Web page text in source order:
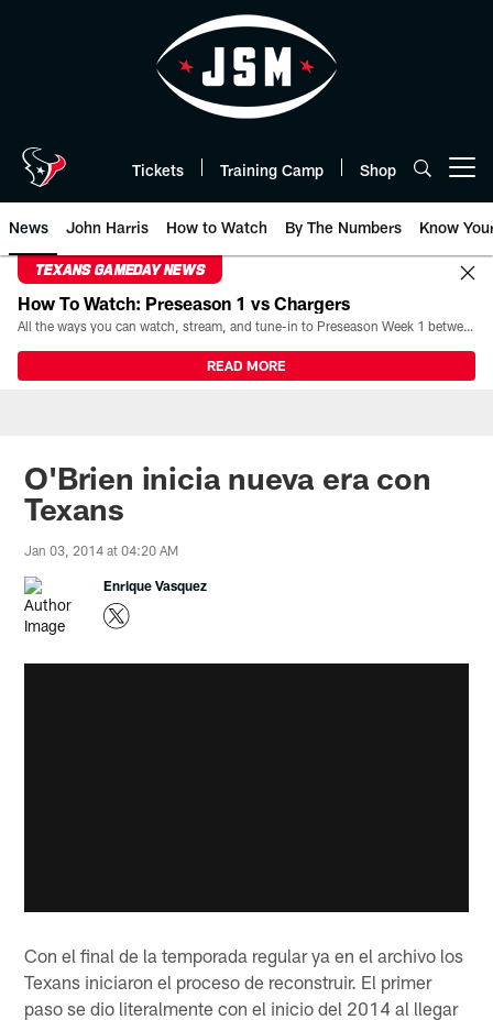
Tickets Training Camp Shop
News John Harris How to Watch By The Numbers Know
TEXANS GAMEDAY NEWS
How To Watch: Preseason 1 vs Chargers
All the ways you can watch, stream, and tune-in to Preseason Week 1 between the Texans and the Los Angeles Chargers at Reliant Stadium on August 13.
READ MORE
O'Brien inicia nueva era con
Texans
Jan 03, 2014 at 04:20 AM
Enrique Vasquez
Con el final de la temporada regular ya en el archivo los
Texans iniciaron el proceso de reconstruir. El primer
paso se dio literalmente con el inicio del 2014 al llegar